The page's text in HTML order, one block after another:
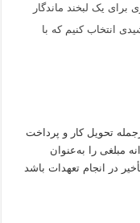
برای یک لبخند ماندگار
انتخاب کنیم که با
تحویل کار و پرداخت
مبلغی را به‌عنوان
در انجام تعهدات باشد